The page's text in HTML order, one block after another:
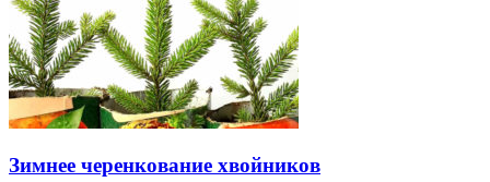
Зимнее черенкование хвойников